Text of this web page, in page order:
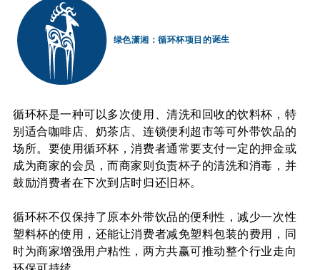
绿色潇湘：循环杯项目的诞生
循环杯是一种可以多次使用、清洗和回收的饮料杯，特
别适合咖啡店、奶茶店、连锁便利超市等可外带饮品的
场所。 要使用循环杯，消费者通常要支付一定的押金或
成为商家的会员，而商家则负责杯子的清洗和消毒， 并
鼓励消费者在下次到店时归还旧杯。
循环杯不仅保持了原本外带饮品的便利性 ，减少一次性
塑料杯的使用，还能让消费者减免塑料包装的费用，同
时为商家增强用户粘性，两方共赢可推动整个行业走向